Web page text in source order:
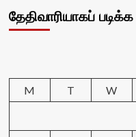
தேதிவாரியாகப் படிக்க
M
T W